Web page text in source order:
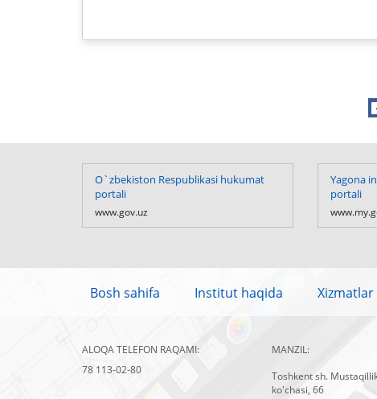
O`zbekiston Respublikasi hukumat
portali
www.gov.uz
Yagona
portali
Bosh sahifa Institut haqida Xizmatlar
ALOQA TELEFON RAQAMI:
78 113-02-80
MANZIL:
Toshkent sh.
ko'chasi, 66